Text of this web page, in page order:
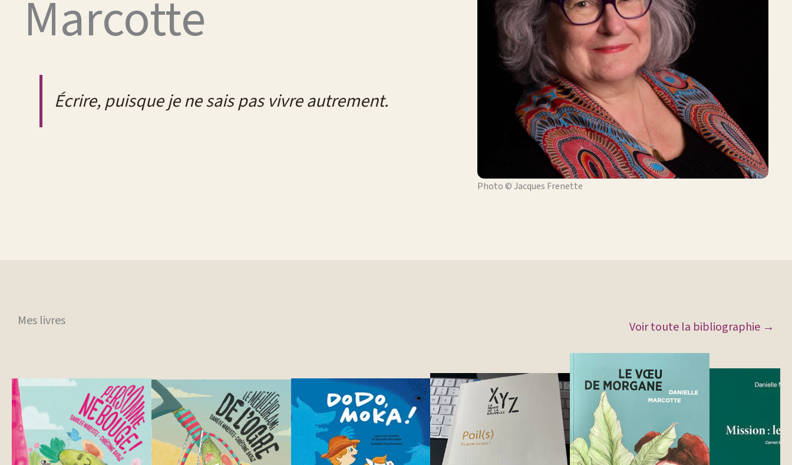
Marcotte
Écrire, puisque je ne sais pas vivre autrement.
Photo © Jacques Frenette
Mes livres Voir toute la bibliographie →